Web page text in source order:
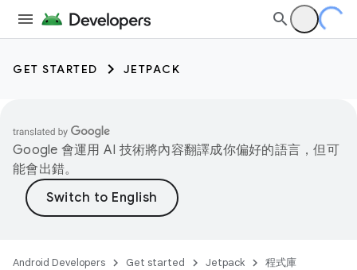
GET STARTED JETPACK
Google 會運用 AI 技術將內容翻譯成你偏好的語言，但可
能會出錯。
Android Developers Get started Jetpack 程式庫